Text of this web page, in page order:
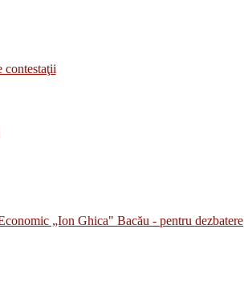
contestaţii
„Ion Ghica" Bacău - pentru dezbatere